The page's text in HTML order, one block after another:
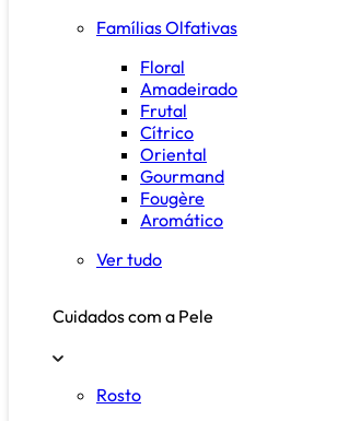
Famílias Olfativas
Floral
Amadeirado
Frutal
Cítrico
Oriental
Gourmand
Fougère
Aromático
Ver tudo
Cuidados com a Pele
Rosto